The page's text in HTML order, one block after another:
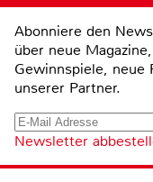
Abonniere den
über neue
Gewinnspiele,
unserer Partner.
Newsletter